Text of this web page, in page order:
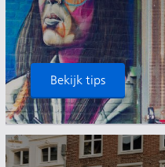
Bekijk tips